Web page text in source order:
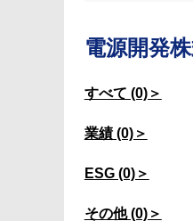
電源開発
すべて (0)＞
業績 (0)＞
ESG (0)＞
その他 (0)＞